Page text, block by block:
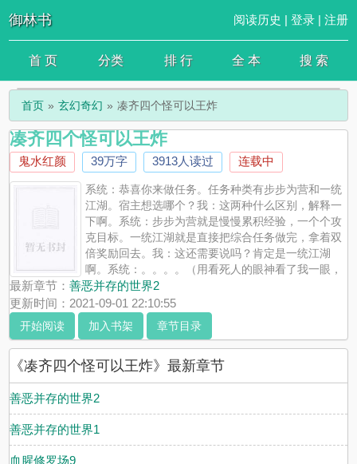
御林书 阅读历史 | 登录| 注册
首 页 分类 排 行 全 本 搜 索
首页 玄幻奇幻 凑齐四个怪可以王炸
凑齐四个怪可以王炸
鬼水红颜 39万字 3913人读过 连载中
系统：恭喜你来做任务。任务种类有步步为营和一统
江湖。宿主想选哪个？我：这两种什么区别，解释一
下啊。系统：步步为营就是慢慢累积经验，一个个攻
克目标。一统江湖就是直接把综合任务做完，拿着双
倍奖励回去。我：这还需要说吗？肯定是一统江湖
啊。系统：。。。。（用看死人的眼神看了我一眼，
开启了一统江湖模式）几分钟后我：请让我死。请注意一统江湖模
式：集合四组不同类型攻略对象就能够完成。开启倒计时三，二，
一！我：啊——系统。我不要王炸！目前有此文十六个男主的投票。
欢迎踊跃投票！微信公众号：鬼水红颜? QQ群：904890167阅读提
醒：全正文免费，只有最后作者的话和视频链接章节作为新文红利友
情点击收费。不断更新记事本：第一组已出场人物：笛安（军火
商）、横岳清（黑帮头目）、明斋之（政党领袖）、逸骅（邪教教
首）第二组已出场人物：步西归（国家元首）、望帆远（皇帝）、燃
坤（海运龙头）、松醉霖（鬼才医生）第三组已出场人物：笙调（巨
星）、望云薄（瞻亲王）、戎策（总警司）、顾敛（商会主席）、第
四组已出场人物：纹风冷（修道人）、掩空来（邪僧）、零翌（完美
机器人）、则藏/则行（心魔）
最新章节：善恶并存的世界2
更新时间：2021-09-01 22:10:55
开始阅读 加入书架 章节目录
《凑齐四个怪可以王炸》最新章节
善恶并存的世界2
善恶并存的世界1
血腥修罗场9